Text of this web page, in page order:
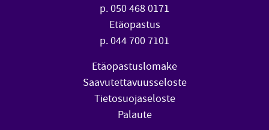
p. 050 468 0171
Etäopastus
p. 044 700 7101
Etäopastuslomake
Saavutettavuusseloste
Tietosuojaseloste
Palaute